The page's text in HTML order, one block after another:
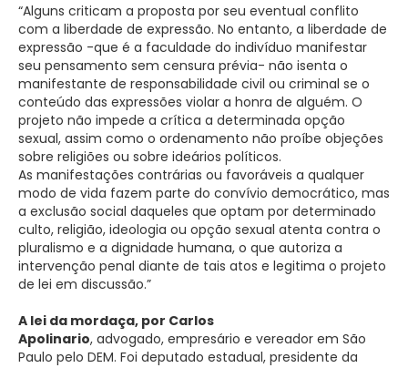
“Alguns criticam a proposta por seu eventual conflito
com a liberdade de expressão. No entanto, a liberdade de
expressão -que é a faculdade do indivíduo manifestar
seu pensamento sem censura prévia- não isenta o
manifestante de responsabilidade civil ou criminal se o
conteúdo das expressões violar a honra de alguém. O
projeto não impede a crítica a determinada opção
sexual, assim como o ordenamento não proíbe objeções
sobre religiões ou sobre ideários políticos.
As manifestações contrárias ou favoráveis a qualquer
modo de vida fazem parte do convívio democrático, mas
a exclusão social daqueles que optam por determinado
culto, religião, ideologia ou opção sexual atenta contra o
pluralismo e a dignidade humana, o que autoriza a
intervenção penal diante de tais atos e legitima o projeto
de lei em discussão.”
A lei da mordaça, por Carlos
Apolinario, advogado, empresário e vereador em São
Paulo pelo DEM. Foi deputado estadual, presidente da